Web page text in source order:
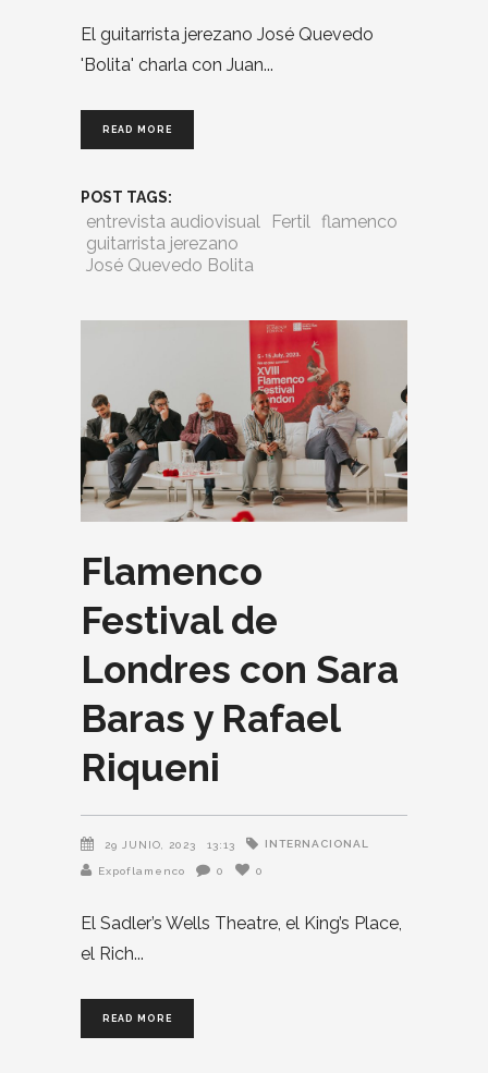
El guitarrista jerezano José Quevedo
'Bolita' charla con Juan
READ MORE
POST TAGS:
entrevista audiovisual Fertil flamenco
guitarrista jerezano
José Quevedo Bolita
Flamenco
Festival de
Londres con Sara
Baras y Rafael
Riqueni
29 JUNIO, 2023 13:13 INTERNACIONAL
Expoflamenco 0 0
El Sadler’s Wells Theatre, el King’s Place,
el Rich
READ MORE